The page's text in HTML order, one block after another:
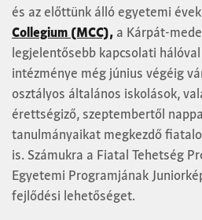
és az előttünk álló egyetemi
Collegium (MCC), a Kárpát-
legjelentősebb kapcsolati
intézménye még június végéig
osztályos általános iskolások,
érettségiző, szeptembertől
tanulmányaikat megkezdő
is. Számukra a Fiatal Tehetség
Egyetemi Programjának
fejlődési lehetőséget.